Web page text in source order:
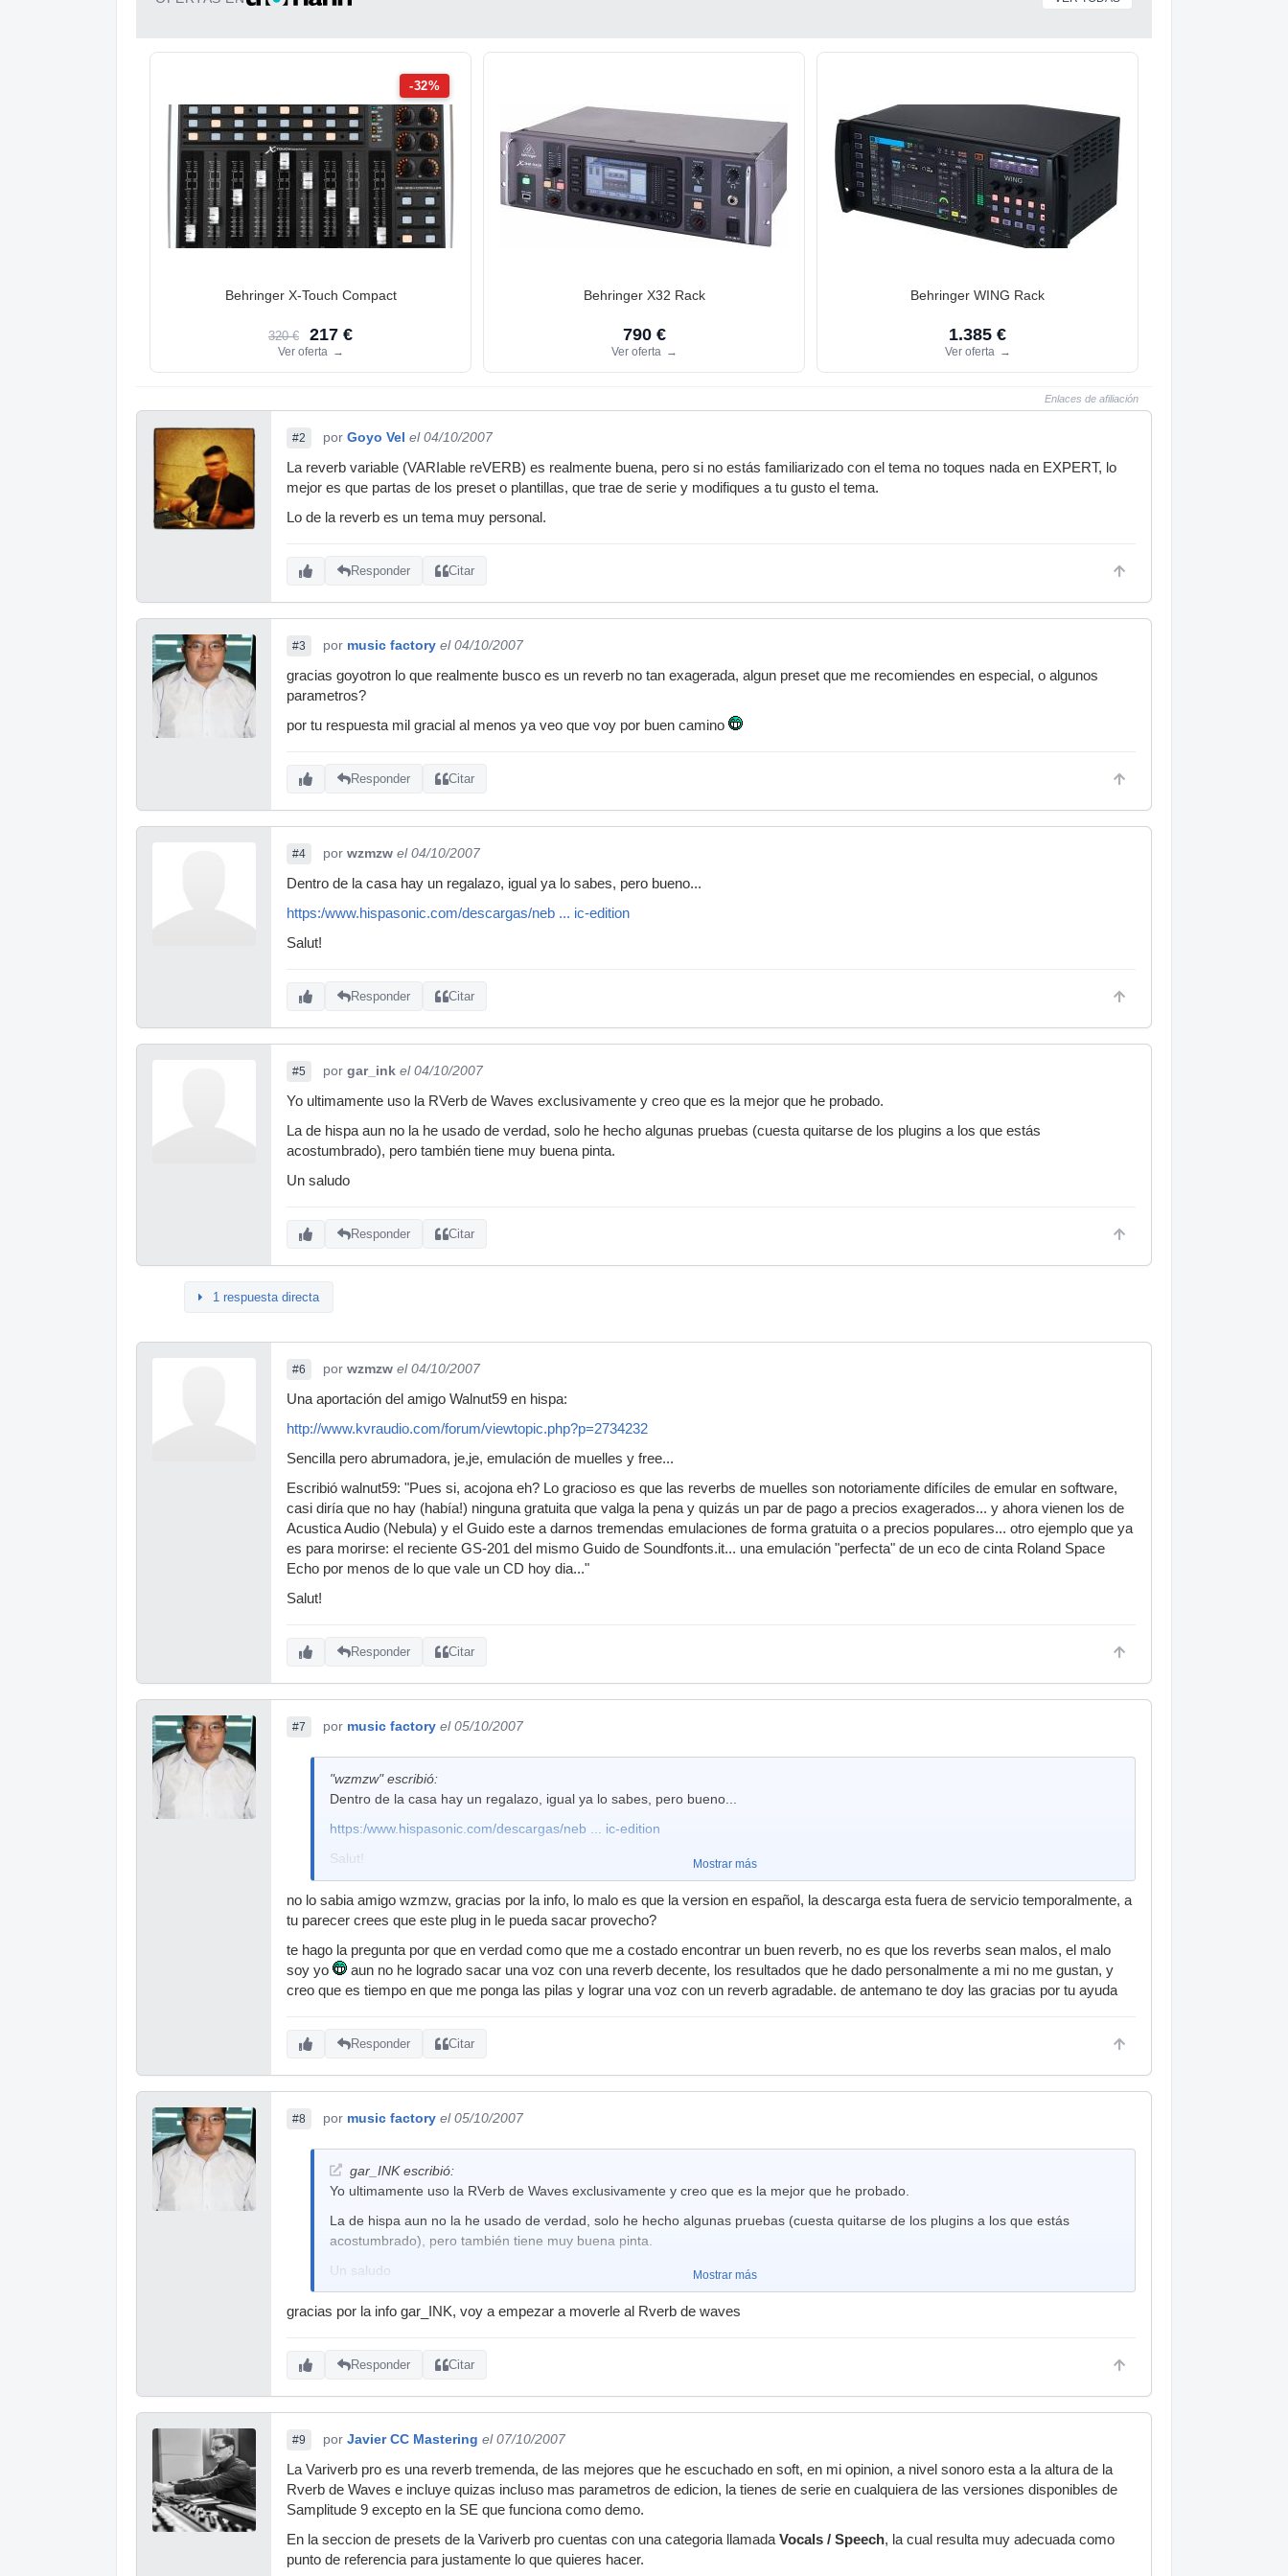
-32%
Behringer X-Touch Compact
320 € 217 €
Ver oferta →
Behringer X32 Rack
790 €
Ver oferta →
Behringer WING Rack
1.385 €
Ver oferta →
Enlaces de afiliación
#2 por Goyo Vel el 04/10/2007
La reverb variable (VARIable reVERB) es realmente buena, pero si no estás familiarizado con el tema no toques nada en EXPERT, lo
mejor es que partas de los preset o plantillas, que trae de serie y modifiques a tu gusto el tema.
Lo de la reverb es un tema muy personal.
Responder Citar
#3 por music factory el 04/10/2007
gracias goyotron lo que realmente busco es un reverb no tan exagerada, algun preset que me recomiendes en especial, o algunos
parametros?
por tu respuesta mil gracial al menos ya veo que voy por buen camino
Responder Citar
#4 por wzmzw el 04/10/2007
Dentro de la casa hay un regalazo, igual ya lo sabes, pero bueno...
https:/www.hispasonic.com/descargas/neb ... ic-edition
Salut!
Responder Citar
#5 por gar_ink el 04/10/2007
Yo ultimamente uso la RVerb de Waves exclusivamente y creo que es la mejor que he probado.
La de hispa aun no la he usado de verdad, solo he hecho algunas pruebas (cuesta quitarse de los plugins a los que estás
acostumbrado), pero también tiene muy buena pinta.
Un saludo
Responder Citar
1 respuesta directa
#6 por wzmzw el 04/10/2007
Una aportación del amigo Walnut59 en hispa:
http://www.kvraudio.com/forum/viewtopic.php?p=2734232
Sencilla pero abrumadora, je,je, emulación de muelles y free...
Escribió walnut59: "Pues si, acojona eh? Lo gracioso es que las reverbs de muelles son notoriamente difíciles de emular en software,
casi diría que no hay (había!) ninguna gratuita que valga la pena y quizás un par de pago a precios exagerados... y ahora vienen los de
Acustica Audio (Nebula) y el Guido este a darnos tremendas emulaciones de forma gratuita o a precios populares... otro ejemplo que ya
es para morirse: el reciente GS-201 del mismo Guido de Soundfonts.it... una emulación "perfecta" de un eco de cinta Roland Space
Echo por menos de lo que vale un CD hoy dia..."
Salut!
Responder Citar
#7 por music factory el 05/10/2007
"wzmzw" escribió:
Dentro de la casa hay un regalazo, igual ya lo sabes, pero bueno...
https:/www.hispasonic.com/descargas/neb ... ic-edition
Salut!
Mostrar más
no lo sabia amigo wzmzw, gracias por la info, lo malo es que la version en español, la descarga esta fuera de servicio temporalmente, a
tu parecer crees que este plug in le pueda sacar provecho?
te hago la pregunta por que en verdad como que me a costado encontrar un buen reverb, no es que los reverbs sean malos, el malo
soy yo
aun no he logrado sacar una voz con una reverb decente, los resultados que he dado personalmente a mi no me gustan, y
creo que es tiempo en que me ponga las pilas y lograr una voz con un reverb agradable. de antemano te doy las gracias por tu ayuda
Responder Citar
#8 por music factory el 05/10/2007
gar_INK escribió:
Yo ultimamente uso la RVerb de Waves exclusivamente y creo que es la mejor que he probado.
La de hispa aun no la he usado de verdad, solo he hecho algunas pruebas (cuesta quitarse de los plugins a los que estás
acostumbrado), pero también tiene muy buena pinta.
Un saludo
Mostrar más
gracias por la info gar_INK, voy a empezar a moverle al Rverb de waves
Responder Citar
#9 por Javier CC Mastering el 07/10/2007
La Variverb pro es una reverb tremenda, de las mejores que he escuchado en soft, en mi opinion, a nivel sonoro esta a la altura de la
Rverb de Waves e incluye quizas incluso mas parametros de edicion, la tienes de serie en cualquiera de las versiones disponibles de
Samplitude 9 excepto en la SE que funciona como demo.
En la seccion de presets de la Variverb pro cuentas con una categoria llamada Vocals / Speech, la cual resulta muy adecuada como
punto de referencia para justamente lo que quieres hacer.